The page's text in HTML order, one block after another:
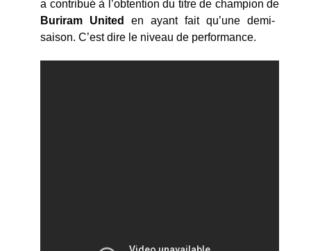
a contribué à l’obtention du titre de champion de
Buriram United en ayant fait qu’une demi-
saison. C’est dire le niveau de performance.